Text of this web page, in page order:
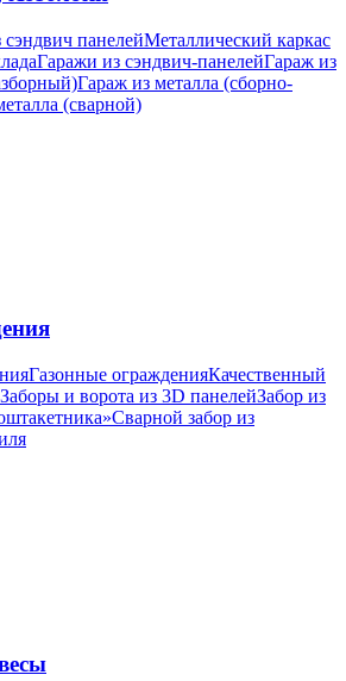
сэндвич панелейМеталлический каркас
Гаражи из сэндвич-панелейГараж из
Гараж из металла (сборно-
(сварной)
Газонные огражденияКачественный
Заборы и ворота из 3D панелейЗабор из
Сварной забор из